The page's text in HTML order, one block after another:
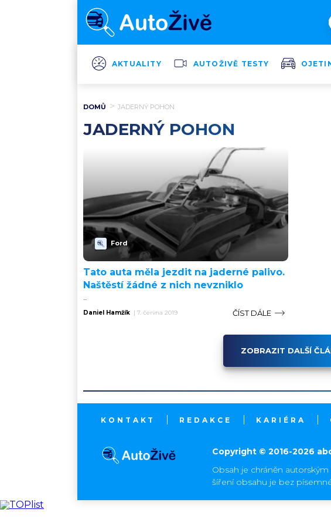
AKTUALITY AUTOŽIVĚ TESTY
DOMŮ JADERNÝ POHON
JADERNÝ POHON
Ford
Tato auta měla jezdit na jaderné palivo.
Naštěstí žádné z nich nevzniklo
...
Daniel Hamžík | 7. června 2019 ČÍST DÁLE
ZOBRAZIT DALŠÍ
KONTAKT REDAKCE KARIÉRA
Copyright © 2016-2026
Obsah je chráněn
šíření obsahu je bez